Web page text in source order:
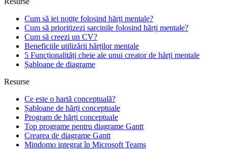
Cum să iei notițe folosind hărți mentale?
Cum să prioritizezi sarcinile folosind hărți mentale?
Cum să creezi un CV?
Beneficiile utilizării hărților mentale
5 Funcționalități cheie ale unui creator de hărți mentale
Șabloane de diagrame
Resurse
Ce este o hartă conceptuală?
Șabloane de hărți conceptuale
Program de hărți conceptuale
Top programe pentru diagrame Gantt
Crearea de diagrame Gantt
Mindomo integrat în Microsoft Teams